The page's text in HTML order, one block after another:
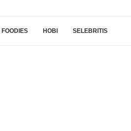
FOODIES HOBI SELEBRITIS